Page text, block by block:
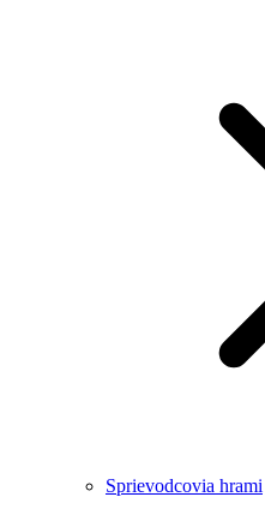
Sprievodcovia hrami